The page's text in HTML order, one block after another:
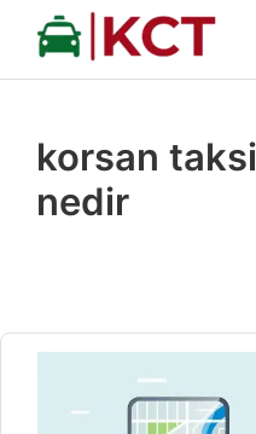
İçeriğe
korsan
nedir